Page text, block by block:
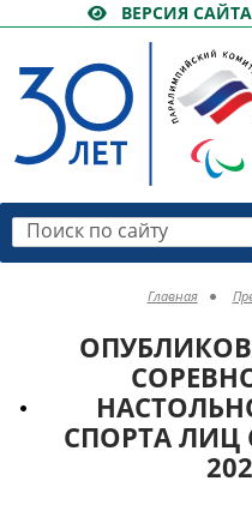
ВЕРСИЯ
Поиск по сайту
Главная
СПОРТА ЛИЦ